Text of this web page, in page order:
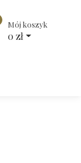
Mój koszyk
0 zł